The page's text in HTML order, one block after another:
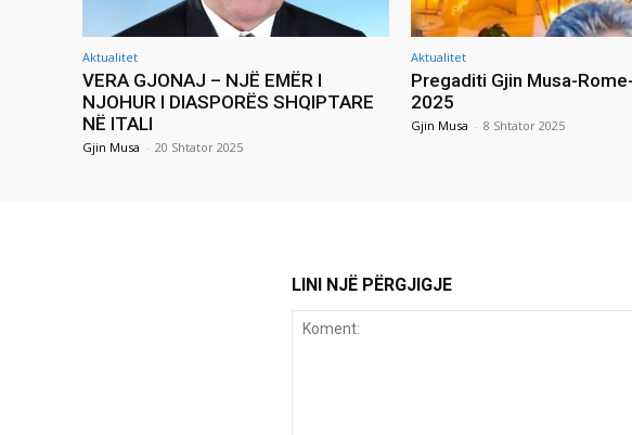
Aktualitet
VERA GJONAJ – NJË EMËR I
NJOHUR I DIASPORËS SHQIPTARE
NË ITALI
Gjin Musa - 20 Shtator 2025
Aktualitet
Pregaditi Gjin Musa-
2025
Gjin Musa - 8 Shtator 2025
LINI NJË PËRGJIGJE